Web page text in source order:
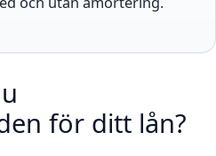
för ditt lån?